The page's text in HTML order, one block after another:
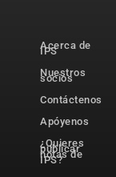
Acerca de
IPS
Nuestros
socios
Contáctenos
Apóyenos
¿Quieres
publicar
notas de
IPS?